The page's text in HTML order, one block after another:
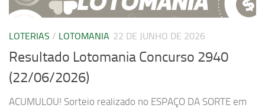
LOTERIAS / LOTOMANIA 22 DE JUNHO DE 2026
Resultado Lotomania Concurso 2940
(22/06/2026)
ACUMULOU! Sorteio realizado no ESPAÇO DA SORTE em